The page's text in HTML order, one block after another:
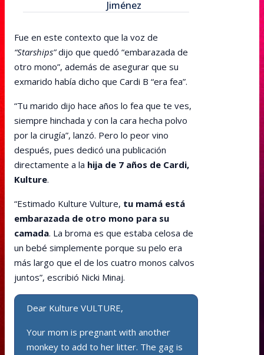
Jiménez
Fue en este contexto que la voz de
“Starships”dijo que quedó “embarazada de
otro mono”, además de asegurar que su
exmarido había dicho que Cardi B “era fea”.
“Tu marido dijo hace años lo fea que te ves,
siempre hinchada y con la cara hecha polvo
por la cirugía”, lanzó. Pero lo peor vino
después, pues dedicó una publicación
directamente a la hija de 7 años de Cardi,
Kulture.
“Estimado Kulture Vulture, tu mamá está
embarazada de otro mono para su
camada. La broma es que estaba celosa de
un bebé simplemente porque su pelo era
más largo que el de los cuatro monos calvos
juntos”, escribió Nicki Minaj.
Dear Kulture VULTURE,
Your mom is pregnant with another
monkey to add to her litter. The gag is